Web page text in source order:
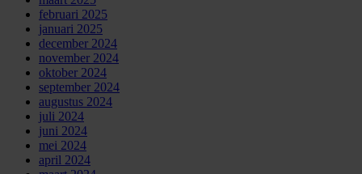
februari 2025
januari 2025
december 2024
november 2024
oktober 2024
september 2024
augustus 2024
juli 2024
juni 2024
mei 2024
april 2024